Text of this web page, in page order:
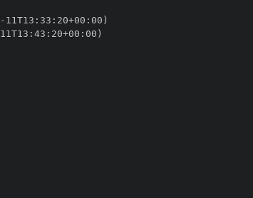
- 11T13 : 33 : 20+00 :
11T13 : 43 : 20+00 :